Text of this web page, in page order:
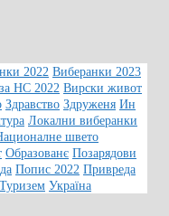
2022 Виберанки 2023
НС 2022 Вирски живот
Здравство Здруженя Ин
Локални виберанки
швето
Образованє Позарядови
Попис 2022 Привреда
Туризем Україна